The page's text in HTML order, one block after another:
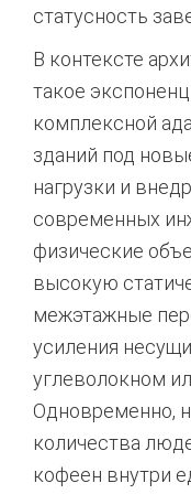
статусность
В контексте
такое
комплексной
зданий под
нагрузки и
современных
физические
высокую
межэтажные
усиления
углеволокном
Одновременно,
количества
кофеен внутри